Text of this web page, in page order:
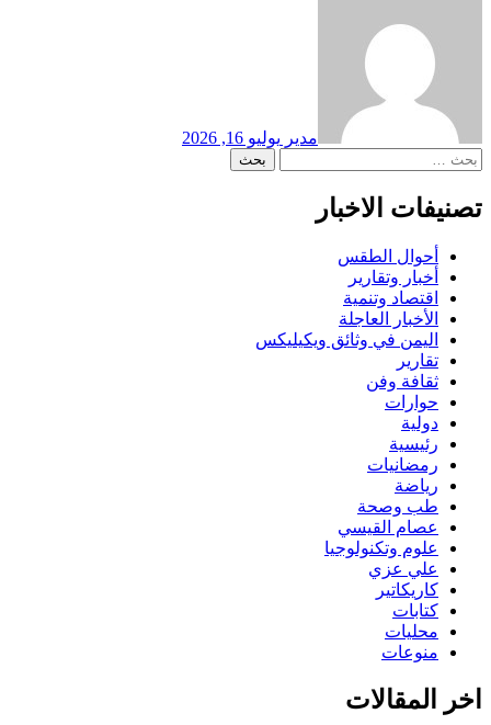
مدير يوليو 16, 2026
البحث
تصنيفات الاخبار
أحوال الطقس
أخبار وتقارير
اقتصاد وتنمية
الأخبار العاجلة
اليمن في وثائق ويكيليكس
تقارير
ثقافة وفن
حوارات
دولية
رئيسية
رمضانيات
رياضة
طب وصحة
عصام القيسي
علوم وتكنولوجيا
علي عزي
كاريكاتير
كتابات
محليات
منوعات
اخر المقالات